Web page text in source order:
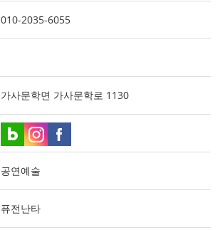
010-2035-6055
가사문학면 가사문학로 1130
공연예술
퓨전난타